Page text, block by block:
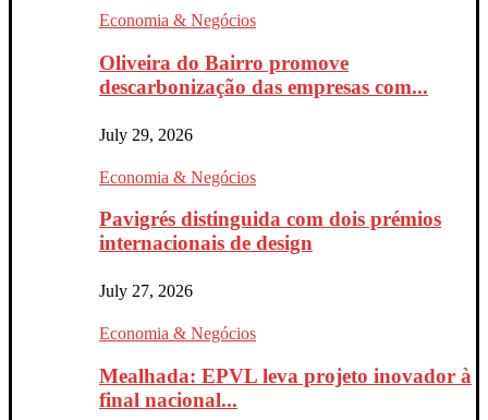
Economia & Negócios
Oliveira do Bairro promove
descarbonização das empresas com...
July 29, 2026
Economia & Negócios
Pavigrés distinguida com dois prémios
internacionais de design
July 27, 2026
Economia & Negócios
Mealhada: EPVL leva projeto inovador à
final nacional...